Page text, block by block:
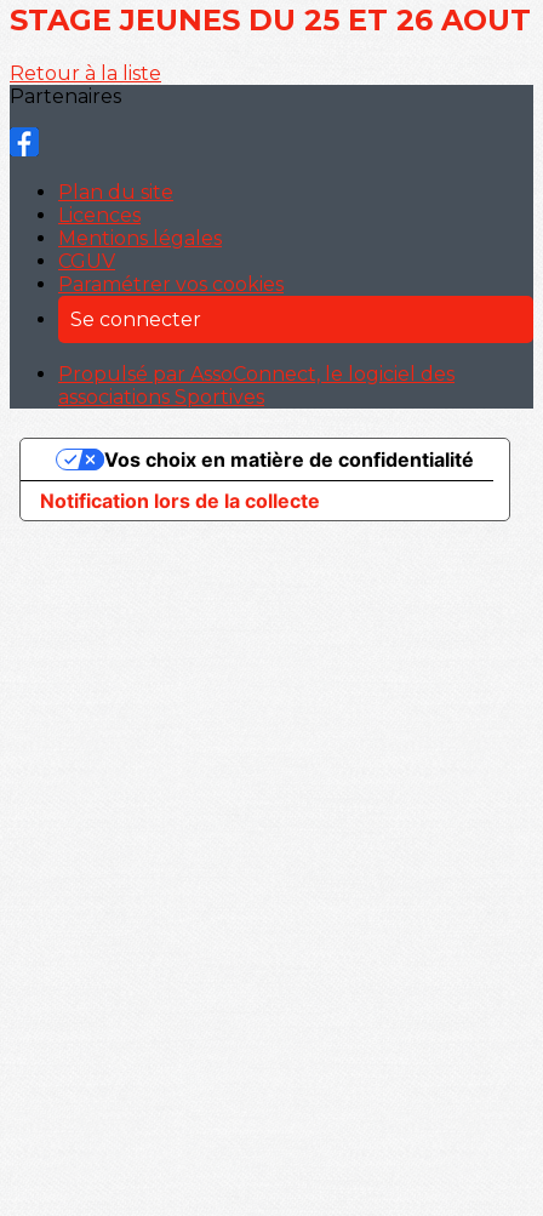
STAGE JEUNES DU 25 ET 26 AOUT
Retour à la liste
Partenaires
Plan du site
Licences
Mentions légales
CGUV
Paramétrer vos cookies
Se connecter
Propulsé par AssoConnect, le logiciel des
associations Sportives
Notification lors de la collecte
Vos choix en matière de confidentialité